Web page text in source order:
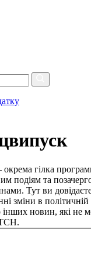
гілка
подіям та
Тут ви
зміни в політичній
інших новин, які не